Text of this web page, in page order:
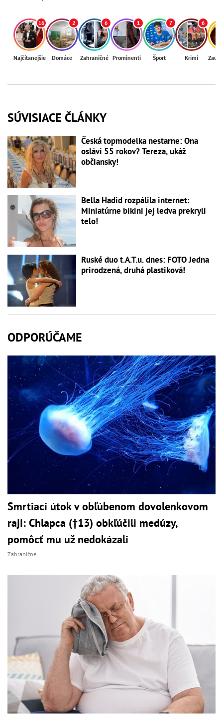
16
Najčítanejšie
2
Domáce
6
Zahraničné
1
Prominenti
7
Šport
6
Krimi
SÚVISIACE ČLÁNKY
Česká topmodelka nestarne: Ona
oslávi 55 rokov? Tereza, ukáž
občiansky!
Bella Hadid rozpálila internet:
Miniatúrne bikini jej ledva prekryli
telo!
Ruské duo t.A.T.u. dnes: FOTO Jedna
prirodzená, druhá plastiková!
ODPORÚČAME
Smrtiaci útok v obľúbenom dovolenkovom
raji: Chlapca (†13) obkľúčili medúzy,
pomôcť mu už nedokázali
Zahraničné